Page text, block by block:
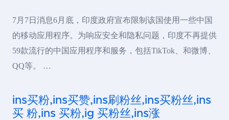
7月7日消息6月底，印度政府宣布限制该国使用一些中国
的移动应用程序。为响应安全和隐私问题，印度不再提供
59款流行的中国应用程序和服务，包括TikTok、和微博、
QQ等。 …
ins买粉,ins买赞,ins刷粉丝,ins买粉丝,ins
买 粉,ins 买粉,ig 买粉丝,ins涨